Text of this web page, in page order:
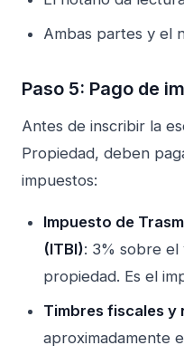
Ambas partes y el
Paso 5: Pago de
Antes de inscribir la
Propiedad, deben
impuestos:
Impuesto de
(ITBI): 3% sobre el
propiedad. Es el
Timbres fiscales y
aproximadamente